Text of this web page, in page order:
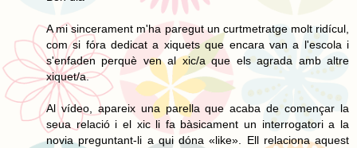
A mi sincerament m'ha paregut un curtmetratge molt ridícul,
com si fóra dedicat a xiquets que encara van a l'escola i
s'enfaden perquè ven al xic/a que els agrada amb altre
xiquet/a.
Al vídeo, apareix una parella que acaba de començar la
seua relació i el xic li fa bàsicament un interrogatori a la
novia preguntant-li a qui dóna «like». Ell relaciona aquest